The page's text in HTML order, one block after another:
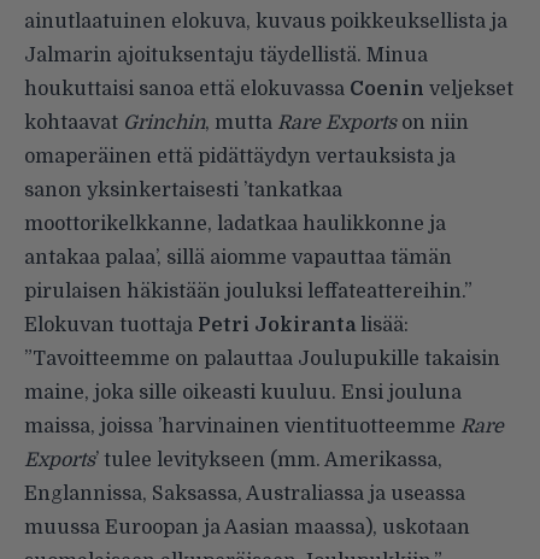
ainutlaatuinen elokuva, kuvaus poikkeuksellista ja
Jalmarin ajoituksentaju täydellistä. Minua
houkuttaisi sanoa että elokuvassa Coenin veljekset
kohtaavat Grinchin, mutta Rare Exportson niin
omaperäinen että pidättäydyn vertauksista ja
sanon yksinkertaisesti ’tankatkaa
moottorikelkkanne, ladatkaa haulikkonne ja
antakaa palaa’, sillä aiomme vapauttaa tämän
pirulaisen häkistään jouluksi leffateattereihin.”
Elokuvan tuottaja Petri Jokiranta lisää:
”Tavoitteemme on palauttaa Joulupukille takaisin
maine, joka sille oikeasti kuuluu. Ensi jouluna
maissa, joissa ’harvinainen vientituotteemme Rare
Exports’ tulee levitykseen (mm. Amerikassa,
Englannissa, Saksassa, Australiassa ja useassa
muussa Euroopan ja Aasian maassa), uskotaan